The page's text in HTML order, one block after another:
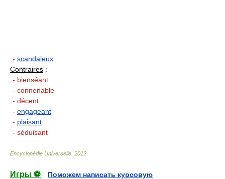
- scandaleux
Contraires :
- bienséant
- connenable
- décent
- engageant
- plaisant
- séduisant
Encyclopédie Universelle 2012
Игры ⚽ Поможем написать курсовую